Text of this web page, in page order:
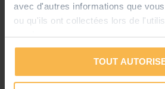
avec d'autres informations que
ou qu'ils ont collectées lors de
services.
TOUT
Commentaires
Power Dynamics 750SDT Lot